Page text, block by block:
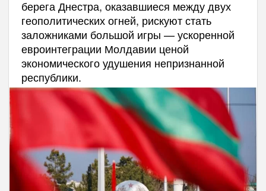
берега Днестра, оказавшиеся между двух
геополитических огней, рискуют стать
заложниками большой игры — ускоренной
евроинтеграции Молдавии ценой
экономического удушения непризнанной
республики.